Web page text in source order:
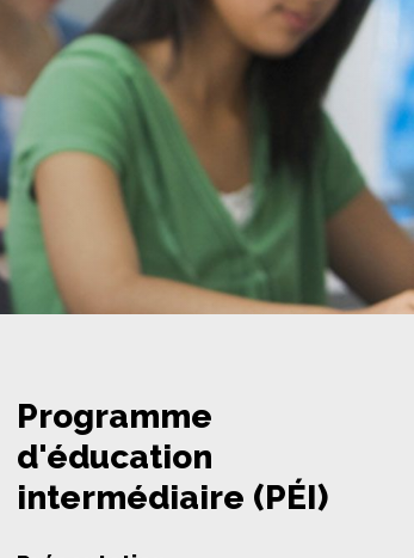
Programme
d'éducation
intermédiaire (PÉI)